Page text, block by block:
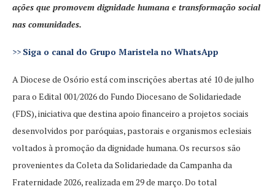
ações que promovem dignidade humana e transformação social
nas comunidades.
>> Siga o canal do Grupo Maristela no WhatsApp
A Diocese de Osório está com inscrições abertas até 10 de julho
para o Edital 001/2026 do Fundo Diocesano de Solidariedade
(FDS), iniciativa que destina apoio financeiro a projetos sociais
desenvolvidos por paróquias, pastorais e organismos eclesiais
voltados à promoção da dignidade humana. Os recursos são
provenientes da Coleta da Solidariedade da Campanha da
Fraternidade 2026, realizada em 29 de março. Do total